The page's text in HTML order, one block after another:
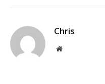
Chris
Website